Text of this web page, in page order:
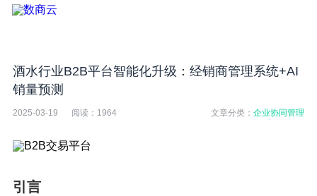
酒水行业B2B平台智能化升级：经销商管理系统+AI
销量预测
2025-03-19 阅读： 1964 文章分类：企业协同管理
引言